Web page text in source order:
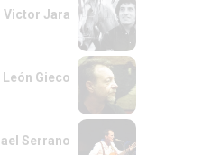
Victor Jara
León Gieco
Serrano